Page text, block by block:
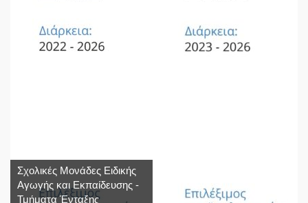
Σχολικές Μονάδες Ειδικής
Αγωγής και Εκπαίδευσης -
Τμήματα Ένταξης